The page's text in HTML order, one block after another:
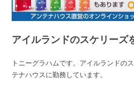
アイルランドのスケリーズ
トニーグラハムです。アイルランドの
テナハウスに勤務しています。